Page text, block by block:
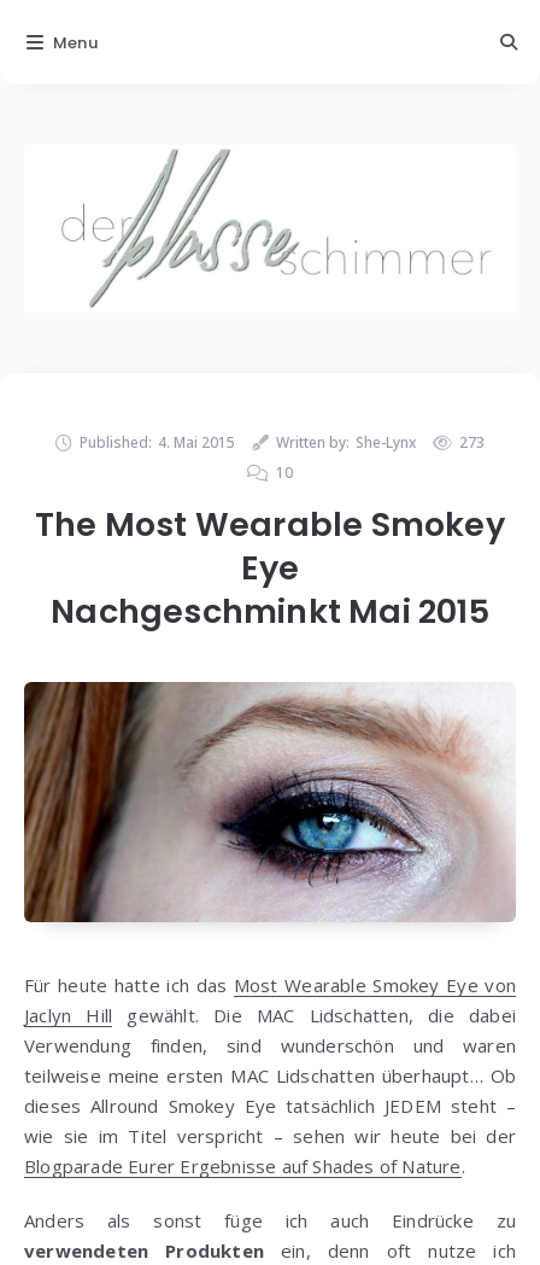
Published: 4. Mai 2015 Written by: She-Lynx
273
10
The Most Wearable Smokey
Eye
Nachgeschminkt Mai 2015
Für heute hatte ich das Most Wearable Smokey Eye von
Jaclyn Hill gewählt. Die MAC Lidschatten, die dabei
Verwendung finden, sind wunderschön und waren
teilweise meine ersten MAC Lidschatten überhaupt… Ob
dieses Allround Smokey Eye tatsächlich JEDEM steht –
wie sie im Titel verspricht – sehen wir heute bei der
Blogparade Eurer Ergebnisse auf Shades of Nature.
Anders als sonst füge ich auch Eindrücke zu
verwendeten Produkten ein, denn oft nutze ich
Menu